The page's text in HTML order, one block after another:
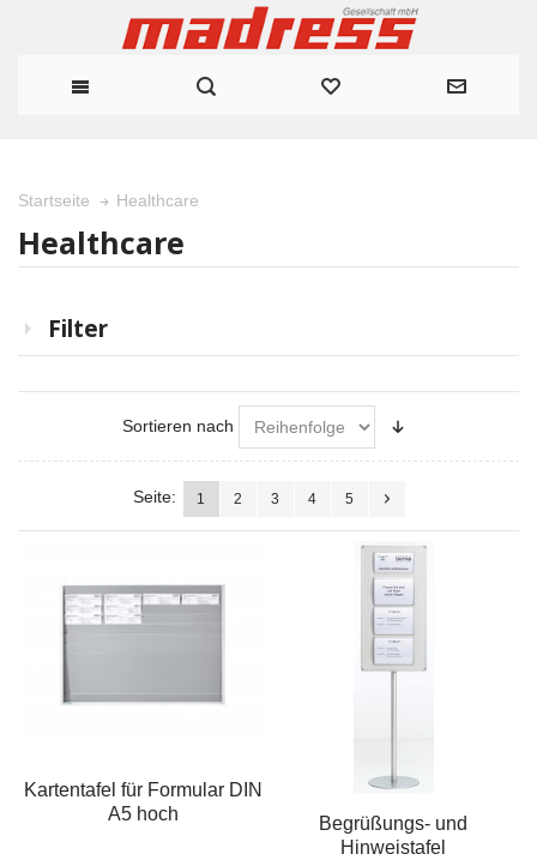
Startseite Healthcare
Healthcare
Filter
Sortieren nach
Seite: 1 2 3 4 5
Kartentafel für Formular DIN
A5 hoch
Begrüßungs- und
Hinweistafel